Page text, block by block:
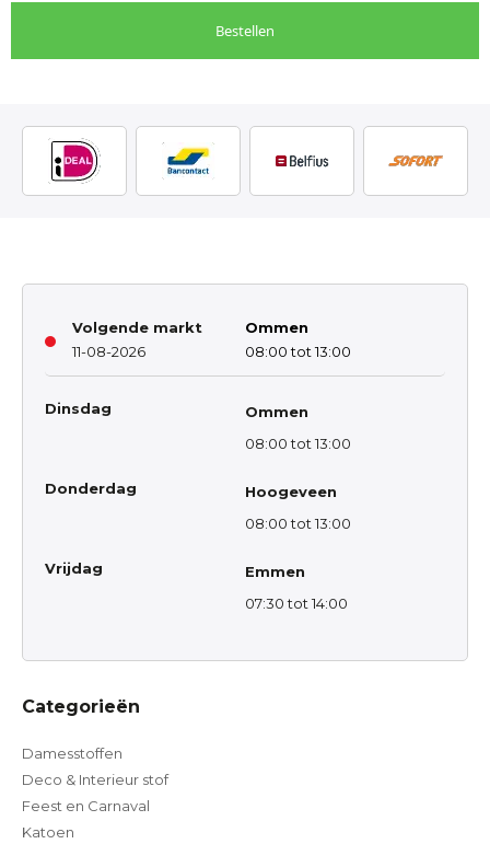
Bestellen
Volgende markt
11-08-2026
Ommen
08:00 tot 13:00
Dinsdag
Ommen
08:00 tot 13:00
Donderdag
Hoogeveen
08:00 tot 13:00
Vrijdag
Emmen
07:30 tot 14:00
Categorieën
Damesstoffen
Deco & Interieur stof
Feest en Carnaval
Katoen